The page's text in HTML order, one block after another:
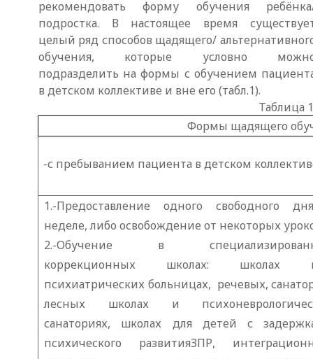
рекомендовать форму обучения
подростка. В настоящее время
целый ряд способов щадящего/
обучения, которые условно
подразделить на формы с обучением
в детском коллективе и вне его (табл.1).
Таблица
Формы щадящего
-с пребыванием пациента в детском
1.-Предоставление одного свободного
неделе, либо освобождение от некоторых
2.-Обучение в
коррекционных школах: школах
психиатрических больницах, речевых,
лесных школах и
санаториях, школах для детей с
психического развитияЗПР,